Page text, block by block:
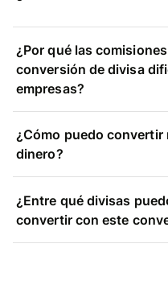
¿Por qué las
conversión de divisa
empresas?
¿Cómo puedo convertir
dinero?
¿Entre qué divisas
convertir con este